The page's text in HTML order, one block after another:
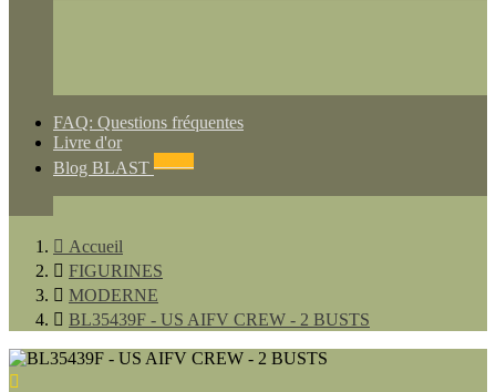
FAQ: Questions fréquentes
Livre d'or
Blog BLAST
 Accueil
 FIGURINES
 MODERNE
 BL35439F - US AIFV CREW - 2 BUSTS
